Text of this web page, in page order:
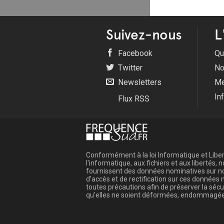
Suivez-nous
Facebook
Twitter
Newsletters
Flux RSS
Conformément à la loi Informatique et
l'informatique, aux fichiers et aux libertés,
fournissent des données nominatives sur
d'accès et de rectification sur ces données
toutes précautions afin de préserver la
qu'elles ne soient déformées,